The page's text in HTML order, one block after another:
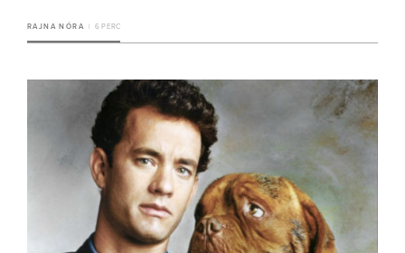
RAJNA NÓRA 6 PERC